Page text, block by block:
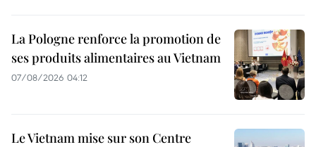
La Pologne renforce la promotion de
ses produits alimentaires au Vietnam
07/08/2026 04:12
Le Vietnam mise sur son Centre